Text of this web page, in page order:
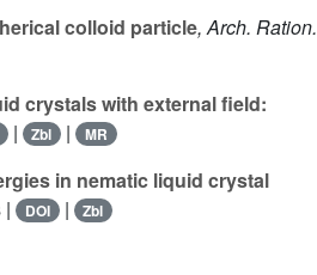
colloid particle, Arch. Ration.
crystals with external field:
| Zbl | MR
in nematic liquid crystal
| DOI | Zbl